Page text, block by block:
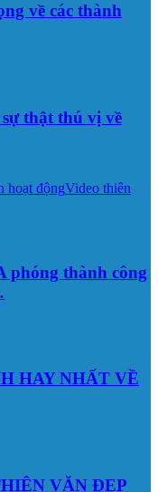
về các thành
thật thú vị về
hoạt độngVideo thiên
phóng thành công
HAY NHẤT VỀ
VĂN ĐẸP